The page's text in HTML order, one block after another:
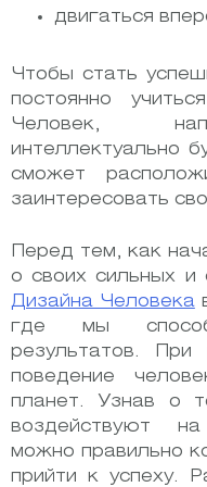
двигаться
Чтобы стать
постоянно
Человек,
интеллектуально
сможет
заинтересовать
Перед тем, как
о своих сильных и
Дизайна Человека
где мы
результатов.
поведение
планет. Узнав о
воздействуют
можно правильно
прийти к успеху.